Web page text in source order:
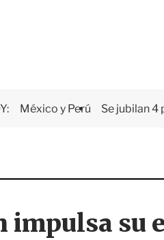
México y Perú Se jubilan
impulsa su